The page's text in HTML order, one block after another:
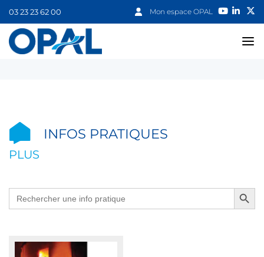
03 23 23 62 00 Mon espace OPAL
INFOS PRATIQUES
PLUS
Search
for:
Search Button